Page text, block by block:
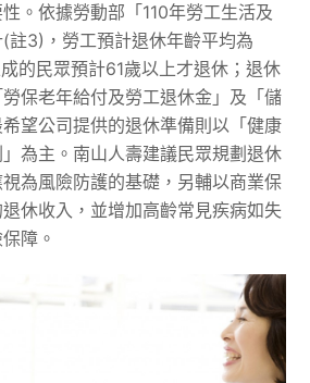
。依據勞動部「110年勞工生活及
註3)，勞工預計退休年齡平均為
的民眾預計61歲以上才退休；退休
保老年給付及勞工退休金」及「儲
望公司提供的退休準備則以「健康
為主。南山人壽建議民眾規劃退休
為風險防護的基礎，另輔以商業保
休收入，並增加高齡常見疾病如失
障。